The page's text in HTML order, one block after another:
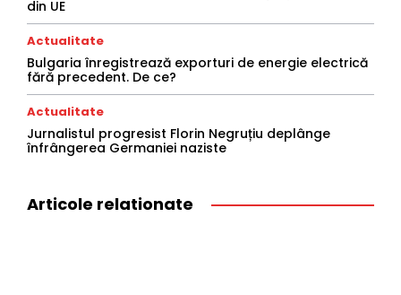
din UE
Actualitate
Bulgaria înregistrează exporturi de energie electrică
fără precedent. De ce?
Actualitate
Jurnalistul progresist Florin Negruțiu deplânge
înfrângerea Germaniei naziste
Articole relationate